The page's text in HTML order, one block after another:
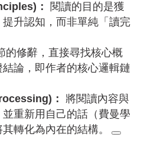
：
閱讀的目的是獲
升認知，而非單純「讀完
的修辭，直接尋找核心概
論，即作者的核心邏輯鏈
：
將閱讀內容與
重新用自己的話（費曼學
轉化為內在的結構。